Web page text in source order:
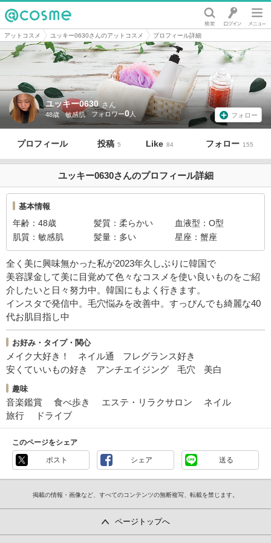
@cosme
アットコスメ ユッキー0630さんのアットコスメ プロフィール詳細
ユッキー0630 さん
48歳 敏感肌 0 フォロー
プロフィール 投稿 5 Like 84 フォロー 155
ユッキー0630さんのプロフィール詳細
基本情報
年齢 48歳 髪質 柔らかい 血液型
O型
肌質
敏感肌 髪量 多い 星座 蟹座
全く美に興味無かった私が2023年久しぶりに韓国で
美容課金して美に目覚めて色々なコスメを使い良いものをご紹
介したいと日々努力中。韓国にもよく行きます。
インスタで発信中。毛穴悩みを改善中。すっぴんでも綺麗な40
代お肌目指し中
お好み・タイプ・関心
メイク大好き！ ネイル通
フレグランス好き
安くていいもの好き
アンチエイジング 毛穴 美白
趣味
音楽鑑賞 食べ歩き エステ・リラクサロン
ネイル
旅行
ドライブ
このページをシェア
ポスト シェア 送る
掲載の情報・画像など、すべてのコンテンツの無断複写、転載を禁じます。
ページトップへ